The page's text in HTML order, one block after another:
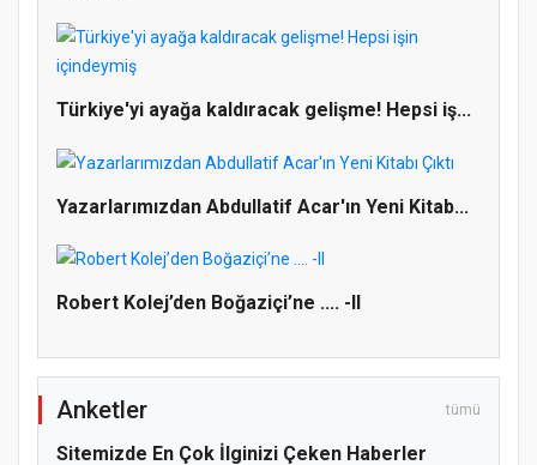
Doğanyol'da Temel Dini Bilgiler Sınavı
Türkiye'yi ayağa kaldıracak gelişme! Hepsi iş...
Yazarlarımızdan Abdullatif Acar'ın Yeni Kitab...
Robert Kolej’den Boğaziçi’ne .... -II
Anketler tümü
Sitemizde En Çok İlginizi Çeken Haberler